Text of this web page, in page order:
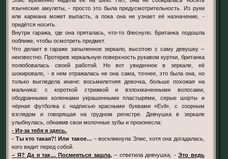
языческие амулеты, - просто это была предусмотрительность. Из руки
или кармана может выпасть, а пока она не узнает её назначение, -
придётся носить.
Внутри гаража, где она пряталась, что-то блеснуло. Британка подошла
поближе, чтобы осмотреть предмет.
Что делает в гараже запыленное зеркало, высотою с саму девушку –
неизвестно. Протерев зеркальную поверхность рукавом куртки, британка
полюбовалась своей работой. Но вот увиденное в зеркале, её
шокировало, - в нем отражалась не она сама, точнее, это была она, но
только выгледела иначе: восьмилетняя девочка, больше похожая на
мальчика: с короткой стрижкой и взлохмаченными волосами,
ободранными коленками украшенными пластырями, серые шорты и
чёрная футболка с надписью красными буквами «Evil», с озорным
взглядом и говорящая на грудном регистре. Девчушка в зеркале
улыбнулась, обнажив свои молочные зубы и произнесла:
- Из-за тебя я здесь.
- Ты кто такая?! Или такое… – воскликнула Элис, хотя она догадалась,
кого видит перед собой.
– Я? Да я так… Посмеяться зашла, – ответила девчушка, - Это ведь